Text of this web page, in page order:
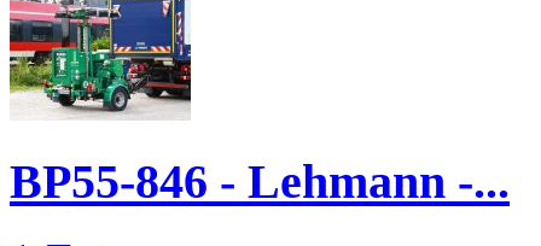
BP55-846 - Lehmann -...